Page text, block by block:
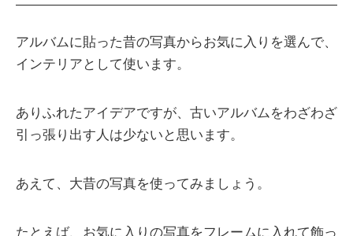
アルバムに貼った昔の写真からお気に入りを選んで、
インテリアとして使います。
ありふれたアイデアですが、古いアルバムをわざわざ
引っ張り出す人は少ないと思います。
あえて、大昔の写真を使ってみましょう。
たとえば、お気に入りの写真をフレームに入れて飾っ